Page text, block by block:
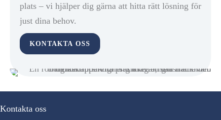
plats – vi hjälper dig gärna att hitta rätt lösning för
just dina behov.
KONTAKTA OSS
Kontakta oss